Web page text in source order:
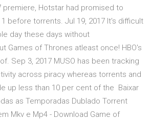
premiere, Hotstar had promised to
before torrents. Jul 19, 2017 It's difficult
day these days without
Games of Thrones atleast once! HBO's
Sep 3, 2017 MUSO has been tracking
across piracy whereas torrents and
up less than 10 per cent of the Baixar
as Temporadas Dublado Torrent
Mkv e Mp4 - Download Game of